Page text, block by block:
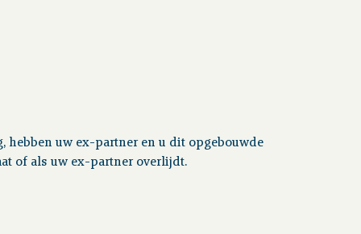
hebben uw ex-partner en u dit opgebouwde
of als uw ex-partner overlijdt.